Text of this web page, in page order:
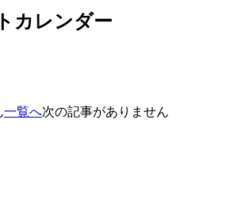
カレンダー
一覧へ次の記事がありません